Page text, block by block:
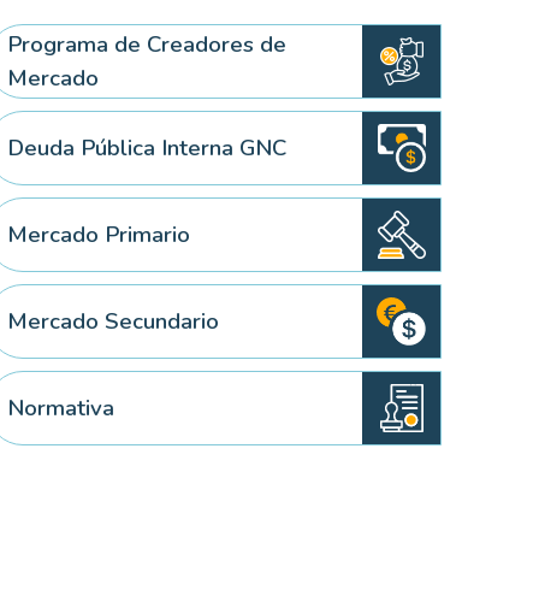
Programa de Creadores de
Mercado
Deuda Pública Interna GNC
Mercado Primario
Mercado Secundario
Normativa